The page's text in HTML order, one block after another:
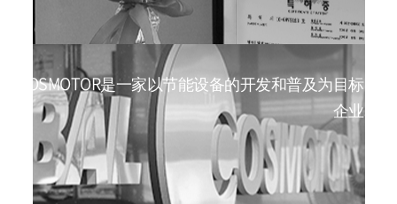
COSMOTOR是一家以节能设备的开发和普及为目标的
企业。